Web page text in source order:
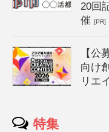
20回
催[PR]
【公
向け
リエ
特集